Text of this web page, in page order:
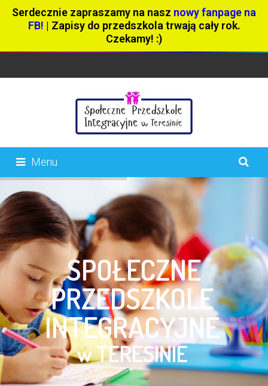
Serdecznie zapraszamy na nasz nowy fanpage na
FB! | Zapisy do przedszkola trwają cały rok.
Czekamy! :)
Menu